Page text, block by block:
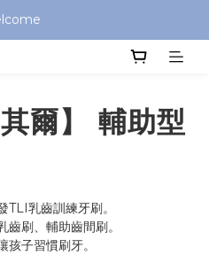
本島區域，外島地區請洽客服)
本島區域，外島地區請洽客服)
爾】 輔助型
乳齒訓練牙刷。
刷、輔助齒間刷。
子習慣刷牙。